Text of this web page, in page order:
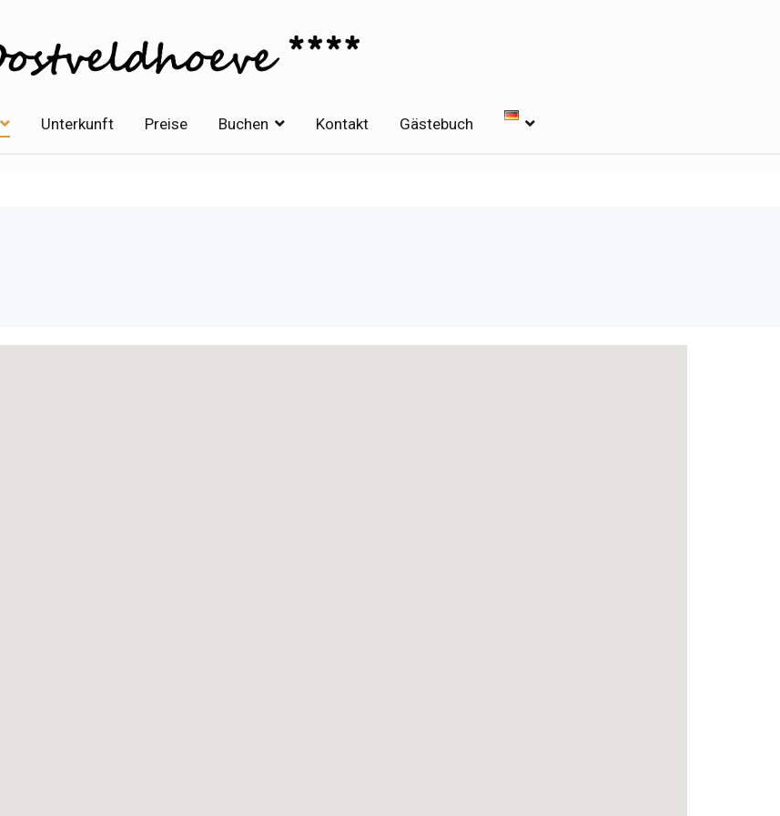
Unterkunft Preise Buchen Kontakt Gästebuch